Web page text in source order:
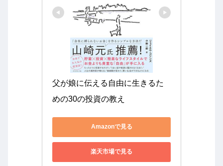
父が娘に伝える自由に生きるた
めの30の投資の教え
Amazonで見る
楽天市場で見る